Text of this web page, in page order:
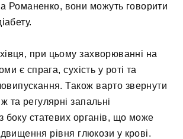
Романенко, вони можуть говорити
при цьому захворюванні на
є спрага, сухість у роті та
Також варто звернути
та регулярні запальні
боку статевих органів, що може
рівня глюкози у крові.